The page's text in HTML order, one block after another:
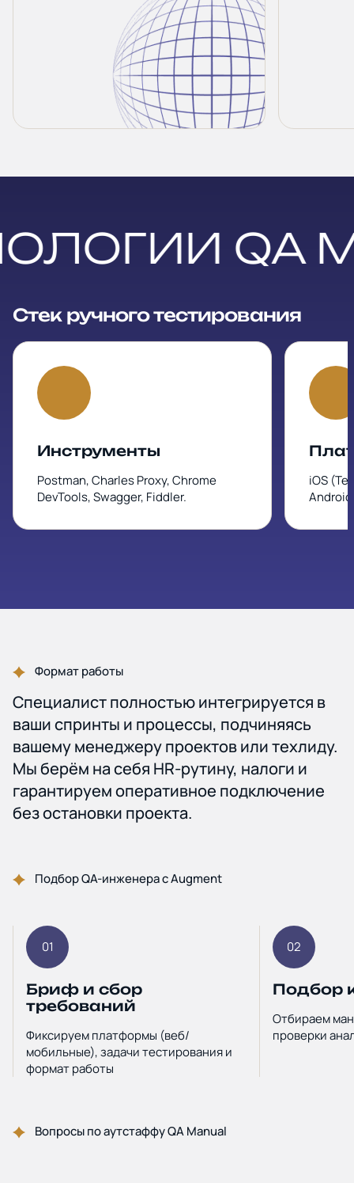
QA
Стек ручного тестирования
Инструменты
Postman, Charles Proxy, Chrome
DevTools, Swagger, Fiddler.
iOS
Формат работы
Специалист полностью интегрируется в
ваши спринты и процессы, подчиняясь
вашему менеджеру проектов или техлиду.
Мы берём на себя HR-рутину, налоги и
гарантируем оперативное подключение
без остановки проекта.
Подбор QA-инженера с Augment
01
Бриф и сбор
требований
Фиксируем платформы (веб/
мобильные), задачи тестирования и
формат работы
02
Подбор
Отбираем
проверки
Вопросы по аутстаффу QA Manual